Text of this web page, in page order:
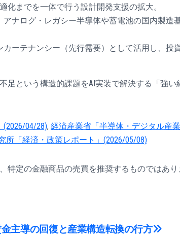
化までを一体で行う設計開発支援の拡大。
アナログ・レガシー半導体や蓄電池の国内製造
カーテナンシー（先行需要）として活用し、投
足という構造的課題をAI実装で解決する「強い
04/28), 経済産業省「半導体・デジタル産業
所「経済・政策レポート」(2026/05/08)
特定の金融商品の売買を推奨するものではあり
主導の回復と産業構造転換の行方